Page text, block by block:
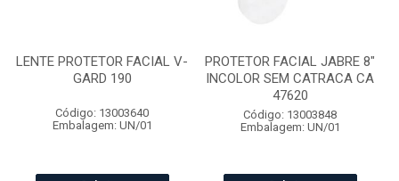
LENTE PROTETOR FACIAL V-
GARD 190
Código: 13003640
Embalagem: UN/01
PROTETOR FACIAL JABRE 8"
INCOLOR SEM CATRACA CA
47620
Código: 13003848
Embalagem: UN/01